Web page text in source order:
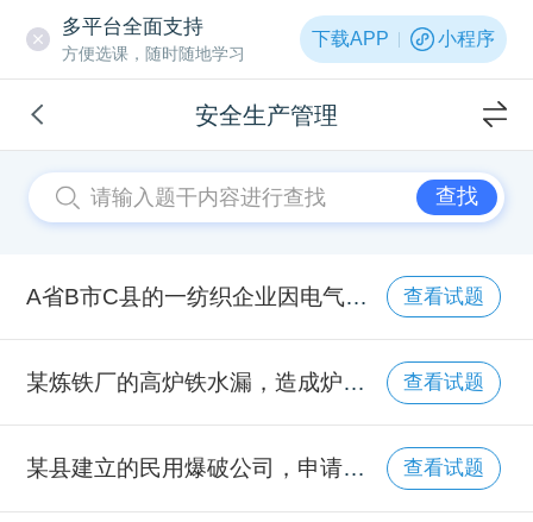
多平台全面支持
方便选课，随时随地学习
下载APP 小程序
安全生产管理
查找
A省B市C县的一纺织企业因电气线路老化引起火灾，造成2名员工死亡，5名员工重伤。事故发生后，该企业及时向C县应急管理部门进行报告。事故发生后第8天，又有1名员工因伤势严重经抢救无效死亡。根据相关规定，关于该起事故报告的说法，正确的是（）。 查看试题
某炼铁厂的高炉铁水漏，造成炉缸烧穿，大量渣铁及炉料喷至靠近高炉一侧主控楼的楼梯间，2名夜班工人逃生到此处时被烧伤。事故调查发现，因现场应急处置方案未提及此类事故会影响到楼梯间，当班组长指挥工人从楼梯间进行疏散。上述事故暴露出的现场应急处置方案问题是（）。 查看试题
某县建立的民用爆破公司，申请营业性爆破作业许可证，根据《爆破作业单位资质条件和管理要求》（GA990），关于申请单位必备条件的说法，错误的是（ ）。 查看试题